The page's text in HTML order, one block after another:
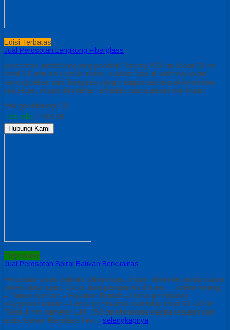
Edisi Terbatas
Jual Perosotan Lengkong Fiberglass
perosotan model lengkong pendek Panjang 250 cm Lebar 50 cm
tebal 5-6 mm bisa untuk indoor, outdoor atau di wahana kolam
renang bahan dari fiberglass yang mempunyai banyak kelebihan
yaitu kuat, ringan dan tahan terhadap cuaca panas dan hujan.
*Harga Hubungi CS
Tersedia / PRSL01
Hubungi Kami
Terpopuler
Jual Perosotan Spiral Batikan Berkualitas
Perosotan spiral Batikan Bahan kuat, ringan, tahan terhadap cuaca
panas atau hujan. Cocok Buat permainan di area : – kolam renang
– Taman bermain – Halaman Rumah – Untuk pembuatan
playground taman – Untuk pembuatan waterplay lebar 50 -60 cm
Tebal 4 mm diameter 140- 150 cm Menerima segala request dari
anda. Bahan fiberglass free… selengkapnya